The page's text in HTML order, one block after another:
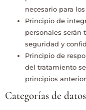
necesario para
Principio de
personales serán
seguridad y
Principio de
del tratamiento
principios
Categorías de